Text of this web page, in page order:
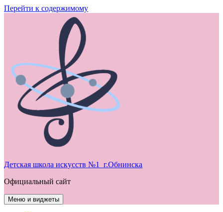
Перейти к содержимому
Детская школа искусств №1 г.Обнинска
Официальный сайт
Меню и виджеты